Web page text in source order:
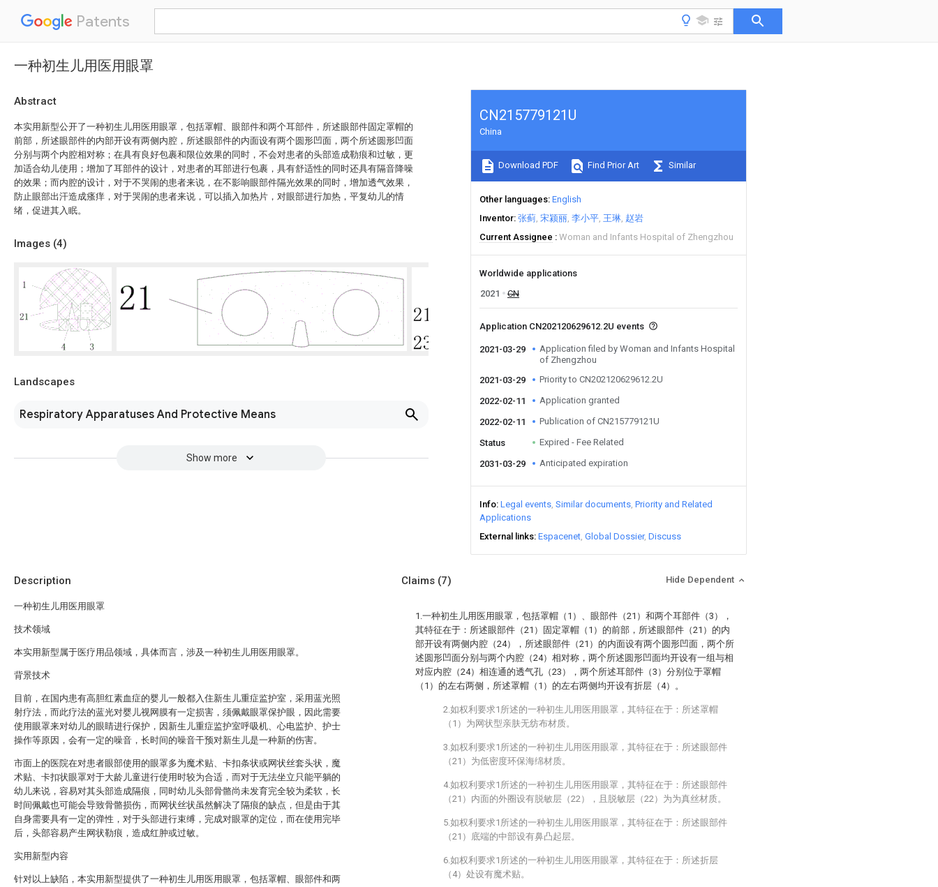
Patents
一种初生儿用医用眼罩
Abstract
本实用新型公开了一种初生儿用医用眼罩，包括罩帽、眼部件和两个耳部件，所述眼部件固定罩帽的
前部，所述眼部件的内部开设有两侧内腔，所述眼部件的内面设有两个圆形凹面，两个所述圆形凹面
分别与两个内腔相对称；在具有良好包裹和限位效果的同时，不会对患者的头部造成勒痕和过敏，更
加适合幼儿使用；增加了耳部件的设计，对患者的耳部进行包裹，具有舒适性的同时还具有隔音降噪
的效果；而内腔的设计，对于不哭闹的患者来说，在不影响眼部件隔光效果的同时，增加透气效果，
防止眼部出汗造成瘙痒，对于哭闹的患者来说，可以插入加热片，对眼部进行加热，平复幼儿的情
绪，促进其入眠。
Images (4)
Landscapes
Respiratory Apparatuses And Protective Means
Show more
CN215779121U
China
Download PDF Find Prior Art Similar
Other languages English
Inventor 张蓟 宋颍丽 李小平 王琳 赵岩
Current Assignee
Woman and Infants Hospital of Zhengzhou
Worldwide applications
2021
CN
Application CN202120629612.2U events
2021-03-29
Application filed by Woman and Infants Hospital
of Zhengzhou
2021-03-29
Priority to CN202120629612.2U
2022-02-11 Application granted
2022-02-11 Publication of CN215779121U
Status Expired - Fee Related
2031-03-29 Anticipated expiration
Info Legal events Similar documents Priority and Related
Applications
External links Espacenet Global Dossier Discuss
Description
一种初生儿用医用眼罩
技术领域
本实用新型属于医疗用品领域，具体而言，涉及一种初生儿用医用眼罩。
背景技术
目前，在国内患有高胆红素血症的婴儿一般都入住新生儿重症监护室，采用蓝光照
射疗法，而此疗法的蓝光对婴儿视网膜有一定损害，须佩戴眼罩保护眼，因此需要
使用眼罩来对幼儿的眼睛进行保护，因新生儿重症监护室呼吸机、心电监护、护士
操作等原因，会有一定的噪音，长时间的噪音干预对新生儿是一种新的伤害。
市面上的医院在对患者眼部使用的眼罩多为魔术贴、卡扣条状或网状丝套头状，魔
术贴、卡扣状眼罩对于大龄儿童进行使用时较为合适，而对于无法坐立只能平躺的
幼儿来说，容易对其头部造成隔痕，同时幼儿头部骨骼尚未发育完全较为柔软，长
时间佩戴也可能会导致骨骼损伤，而网状丝状虽然解决了隔痕的缺点，但是由于其
自身需要具有一定的弹性，对于头部进行束缚，完成对眼罩的定位，而在使用完毕
后，头部容易产生网状勒痕，造成红肿或过敏。
实用新型内容
针对以上缺陷，本实用新型提供了一种初生儿用医用眼罩，包括罩帽、眼部件和两
Claims (7) Hide Dependent
1.一种初生儿用医用眼罩，包括罩帽（1）、眼部件（21）和两个耳部件（3），
其特征在于：所述眼部件（21）固定罩帽（1）的前部，所述眼部件（21）的内
部开设有两侧内腔（24），所述眼部件（21）的内面设有两个圆形凹面，两个所
述圆形凹面分别与两个内腔（24）相对称，两个所述圆形凹面均开设有一组与相
对应内腔（24）相连通的透气孔（23），两个所述耳部件（3）分别位于罩帽
（1）的左右两侧，所述罩帽（1）的左右两侧均开设有折层（4）。
2.如权利要求1所述的一种初生儿用医用眼罩，其特征在于：所述罩帽
（1）为网状型亲肤无纺布材质。
3.如权利要求1所述的一种初生儿用医用眼罩，其特征在于：所述眼部件
（21）为低密度环保海绵材质。
4.如权利要求1所述的一种初生儿用医用眼罩，其特征在于：所述眼部件
（21）内面的外圈设有脱敏层（22），且脱敏层（22）为为真丝材质。
5.如权利要求1所述的一种初生儿用医用眼罩，其特征在于：所述眼部件
（21）底端的中部设有鼻凸起层。
6.如权利要求1所述的一种初生儿用医用眼罩，其特征在于：所述折层
（4）处设有魔术贴。